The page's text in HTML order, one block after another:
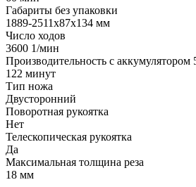
Габариты без упаковки
1889-2511x87x134 мм
Число ходов
3600 1/мин
Производительность с
122 минут
Тип ножа
Двусторонний
Поворотная рукоятка
Нет
Телескопическая рукоятка
Да
Максимальная толщина реза
18 мм